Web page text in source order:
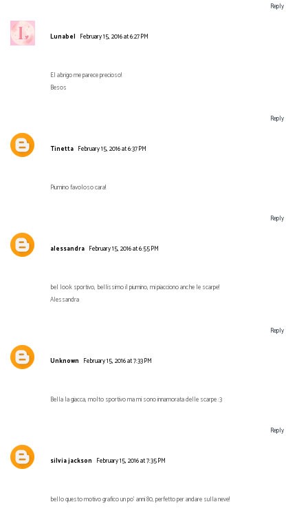
Reply
Lunabel February 15, 2016 at 6:27 PM
El abrigo me parece precioso!
Besos
Reply
Tinetta February 15, 2016 at 6:37 PM
Piumino favoloso cara!
Reply
alessandra February 15, 2016 at 6:55 PM
bel look sportivo, bellissimo il piumino, mi piacciono anche le scarpe!
Alessandra
Reply
Unknown February 15, 2016 at 7:33 PM
Bella la giacca, molto sportivo ma mi sono innamorata delle scarpe :3
Reply
silvia jackson February 15, 2016 at 7:35 PM
bello questo motivo grafico un po' anni 80, perfetto per andare sulla neve!